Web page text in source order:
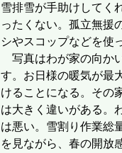
雪排雪が手助けしてく
ったくない。孤立無援
シやスコップなどを使
写真はわが家の向か
す。お日様の暖気が最
けることになる。その
は大きく違いがある。
は悪い。雪割り作業総
を見ながら、春の開放